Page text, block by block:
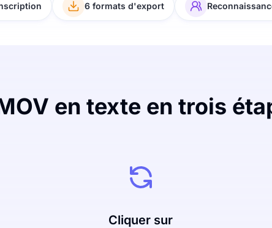
6 formats d'export
en texte en trois
Cliquer sur